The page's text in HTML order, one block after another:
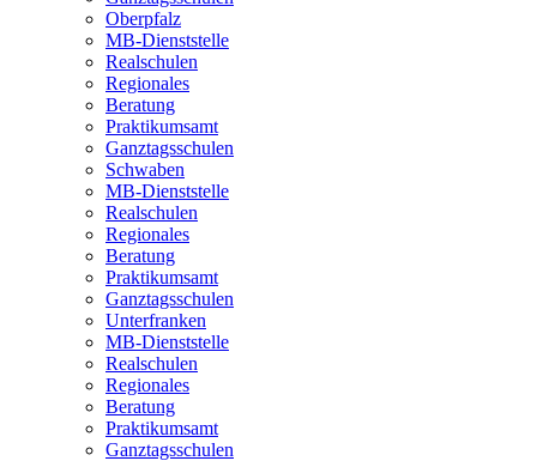
Oberpfalz
MB-Dienststelle
Realschulen
Regionales
Beratung
Praktikumsamt
Ganztagsschulen
Schwaben
MB-Dienststelle
Realschulen
Regionales
Beratung
Praktikumsamt
Ganztagsschulen
Unterfranken
MB-Dienststelle
Realschulen
Regionales
Beratung
Praktikumsamt
Ganztagsschulen